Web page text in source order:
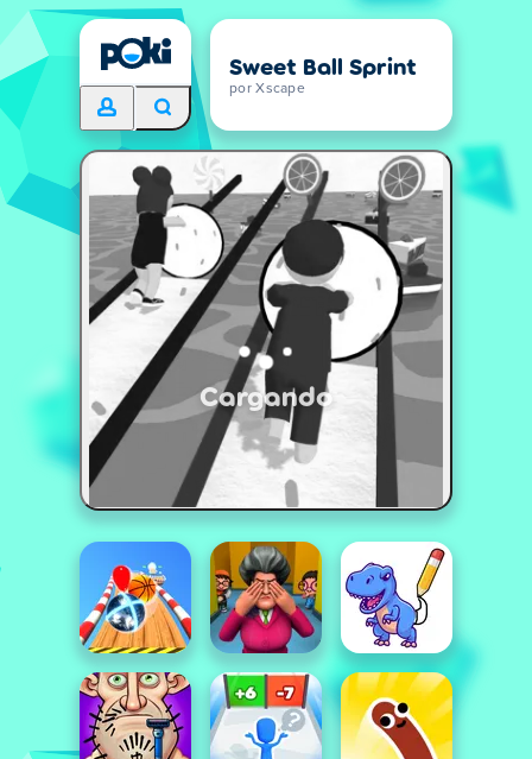
Sweet Ball Sprint
por Xscape
Cargando